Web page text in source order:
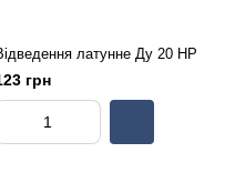
латунне Ду 20 НР
грн